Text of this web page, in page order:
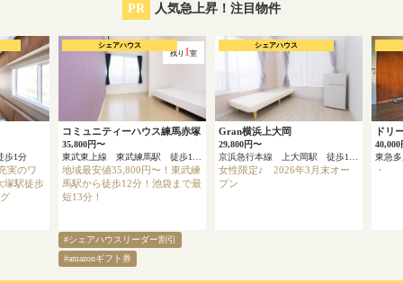
PR 人気急上昇！注目物件
歩1分
実のワ
塚駅徒歩
残り 1 室
コミュニティーハウス練馬赤塚
35,800円〜
地域最安値35,800円〜！東武練
馬駅から徒歩12分！池袋まで最
短13分！
シェアハウス
#シェアハウスリーダー割引
#amazonギフト券
Gran横浜上大岡
29,800円〜
女性限定♪ 2026年3月末オー
プン
シェアハウス
ドリ
40,000
・